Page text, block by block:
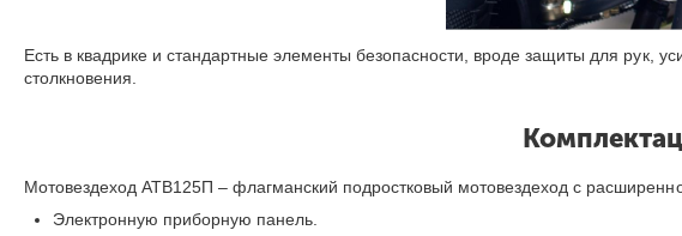
Есть в квадрике и стандартные элементы безопасности, вроде защиты для рук,
столкновения.
Мотовездеход АТВ125П – флагманский подростковый мотовездеход с
Электронную приборную панель.